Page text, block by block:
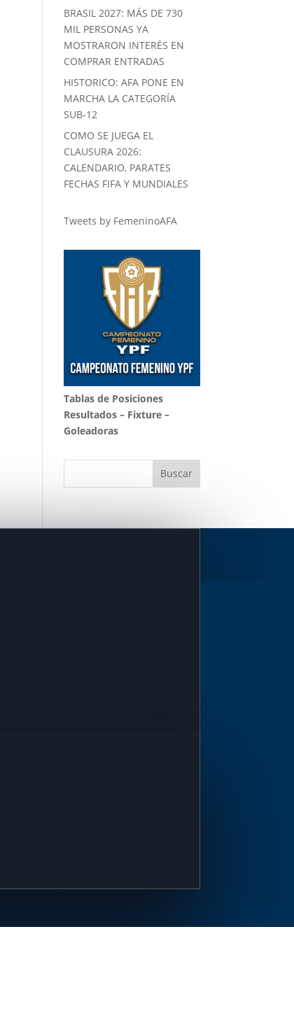
BRASIL 2027: MÁS DE 730
MIL PERSONAS YA
MOSTRARON INTERÉS EN
COMPRAR ENTRADAS
HISTORICO: AFA PONE EN
MARCHA LA CATEGORÍA
SUB-12
COMO SE JUEGA EL
CLAUSURA 2026:
CALENDARIO, PARATES
FECHAS FIFA Y MUNDIALES
Tweets by FemeninoAFA
Tablas de Posiciones
Resultados – Fixture –
Goleadoras